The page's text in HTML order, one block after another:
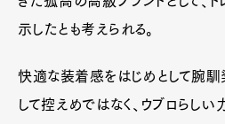
示したとも考えられる。
快適な装着感をはじめとして腕馴
して控えめではなく、ウブロらしい